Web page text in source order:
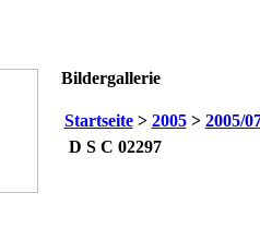
Bildergallerie
Startseite> 2005> 2005/
D S C 02297